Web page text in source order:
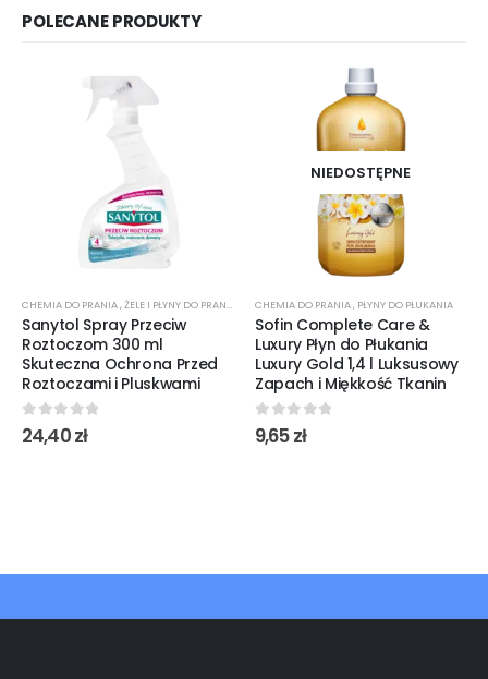
POLECANE PRODUKTY
CHEMIA DO PRANIA,ŻELE I PŁYNY DO PRANIA
Sanytol Spray Przeciw
Roztoczom 300 ml
Skuteczna Ochrona Przed
Roztoczami i Pluskwami
0out of 5
24,40zł
NIEDOSTĘPNE
CHEMIA DO PRANIA, PŁYNY DO PŁUKANIA
Sofin Complete Care &
Luxury Płyn do Płukania
Luxury Gold 1,4 l Luksusowy
Zapach i Miękkość Tkanin
0out of 5
9,65zł